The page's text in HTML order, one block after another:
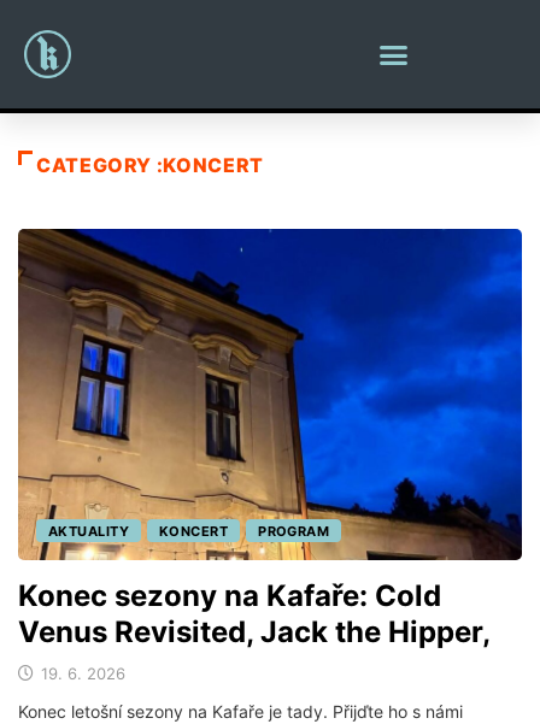
CATEGORY :KONCERT
AKTUALITY KONCERT PROGRAM
Konec sezony na Kafaře: Cold
Venus Revisited, Jack the Hipper,
19. 6. 2026
Konec letošní sezony na Kafaře je tady. Přijďte ho s námi